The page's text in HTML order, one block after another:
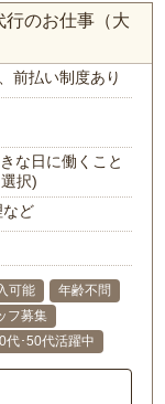
行のお仕事（大
前払い制度あり
な日に働くこと
択)
など
可能
年齢不問
フ募集
代･50代活躍中